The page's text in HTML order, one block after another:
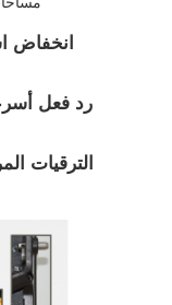
انخفاض
رد فعل
الترقيات